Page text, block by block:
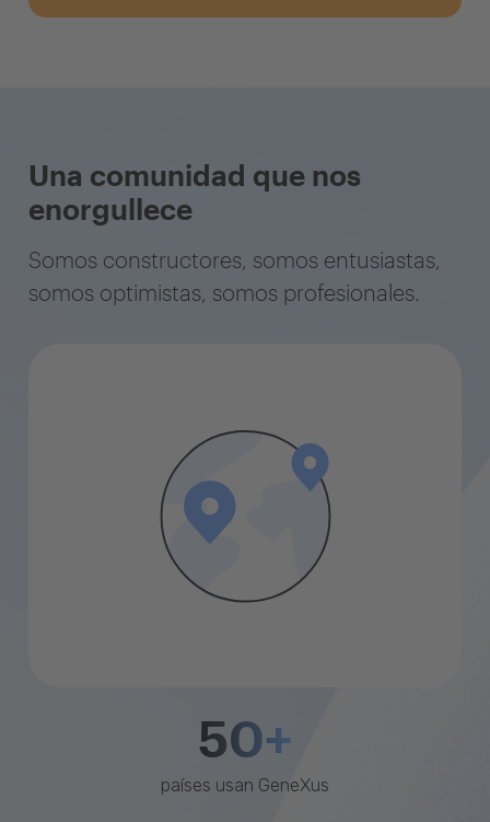
Una comunidad que nos
enorgullece
Somos constructores, somos entusiastas,
somos optimistas, somos profesionales.
50+
países usan GeneXus